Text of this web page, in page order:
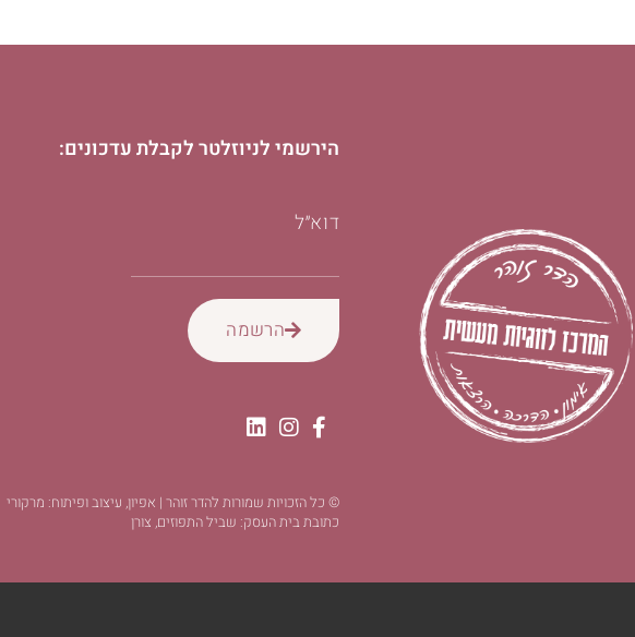
הירשמי לניוזלטר לקבלת עדכונים:
דוא״ל
הרשמה
© כל הזכויות שמורות להדר זוהר | אפיון, עיצוב ופיתוח: מרקורי
כתובת בית העסק: שביל התפוזים, צורן